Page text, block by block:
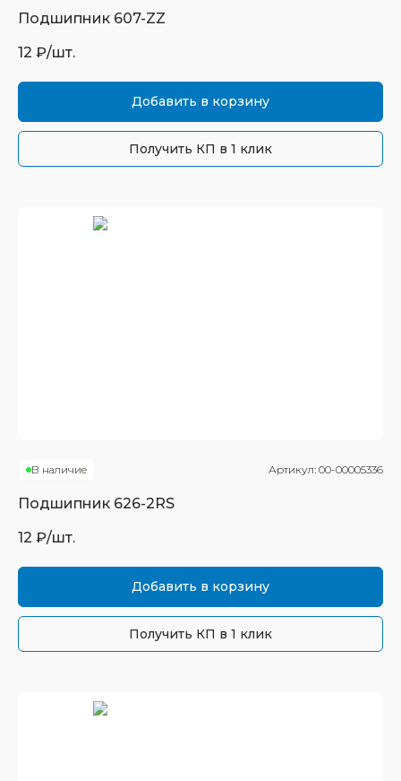
Подшипник 607-ZZ
12 ₽/шт.
Добавить в корзину
Получить КП в 1 клик
В наличие Артикул: 00-00005336
Подшипник 626-2RS
12 ₽/шт.
Добавить в корзину
Получить КП в 1 клик